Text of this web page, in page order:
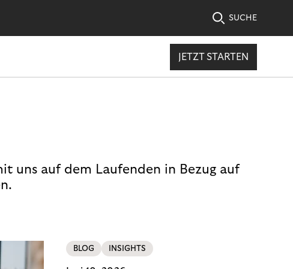
SUCHE
JETZT STARTEN
uns auf dem Laufenden in Bezug auf
BLOG INSIGHTS